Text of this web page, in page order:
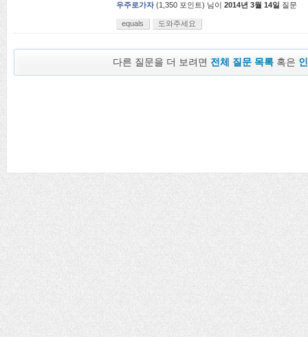
우주로가자 (1,350 포인트) 님이 2014년 3월 14일 질문
equals 도와주세요
다른 질문을 더 보려면 전체 질문 목록 혹은